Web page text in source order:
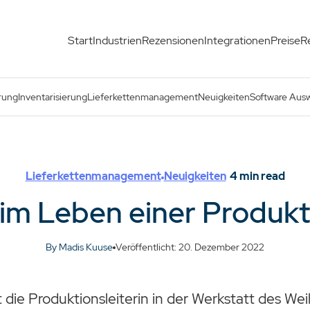
StartIndustrienRezensionenIntegrationenPreise
InventarisierungLieferkettenmanagementNeuigkeitenSoftware
LieferkettenmanagementNeuigkeiten 4min read
Leben einer
By Madis Kuuse Veröffentlicht: 20. Dezember 2022
die Produktionsleiterin in der Werkstatt des